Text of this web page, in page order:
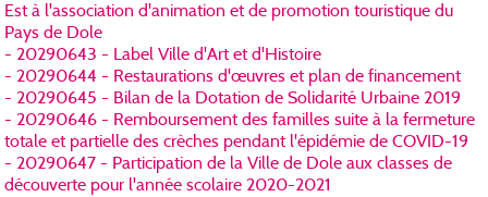
Est à l'association d'animation et de promotion touristique du
Pays de Dole
- 20290643 - Label Ville d'Art et d'Histoire
- 20290644 - Restaurations d'œuvres et plan de financement
- 20290645 - Bilan de la Dotation de Solidarité Urbaine 2019
- 20290646 - Remboursement des familles suite à la fermeture
totale et partielle des crèches pendant l'épidémie de COVID-19
- 20290647 - Participation de la Ville de Dole aux classes de
découverte pour l'année scolaire 2020-2021